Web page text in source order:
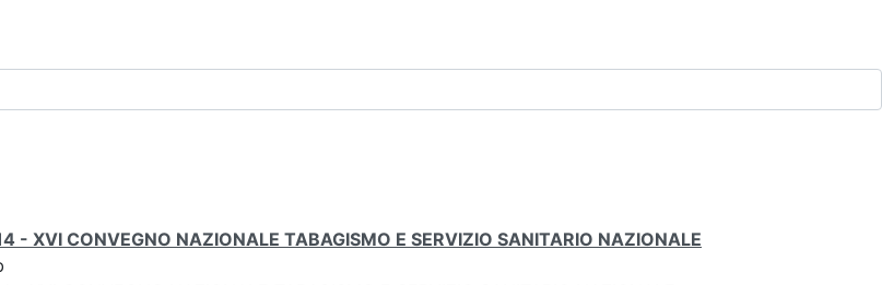
- XVI CONVEGNO NAZIONALE TABAGISMO E SERVIZIO SANITARIO NAZIONALE